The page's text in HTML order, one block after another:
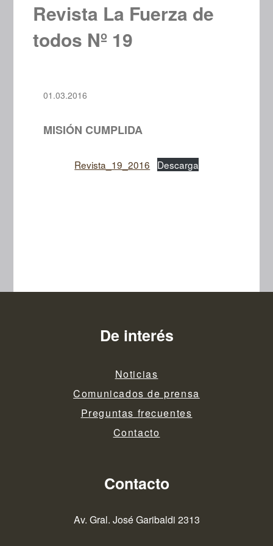
Revista La Fuerza de
todos Nº 19
01.03.2016
MISIÓN CUMPLIDA
Revista_19_2016 Descarga
De interés
Noticias
Comunicados de prensa
Preguntas frecuentes
Contacto
Contacto
Av. Gral. José Garibaldi 2313